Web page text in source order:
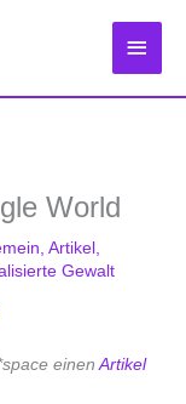
World
,Artikel
Gewalt
einenArtikel